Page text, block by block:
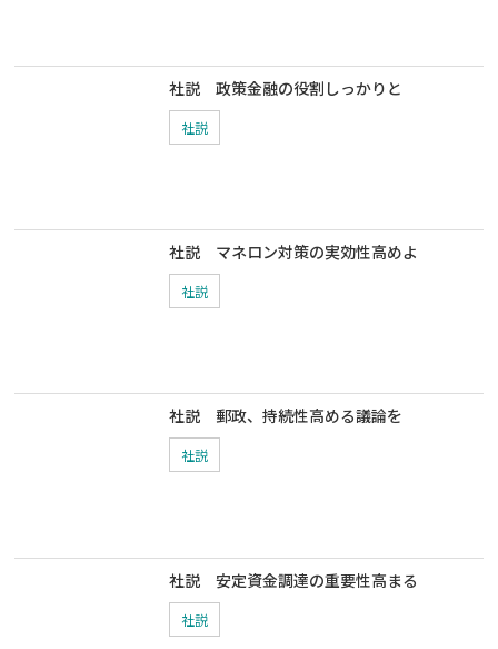
社説 政策金融の役割しっかりと
社説
社説 マネロン対策の実効性高めよ
社説
社説 郵政、持続性高める議論を
社説
社説 安定資金調達の重要性高まる
社説